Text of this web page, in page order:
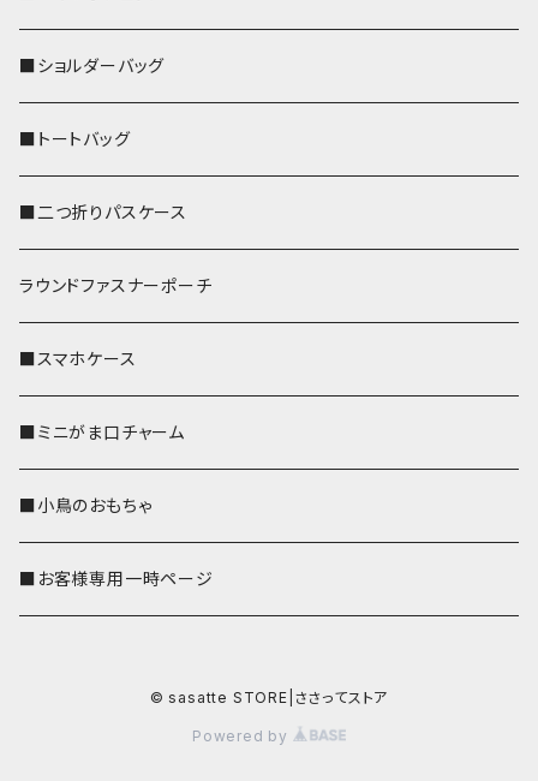
■ショルダーバッグ
■トートバッグ
■二つ折りパスケース
ラウンドファスナーポーチ
■スマホケース
■ミニがま口チャーム
■小鳥のおもちゃ
■お客様専用一時ページ
© sasatte STORE|ささってストア
Powered by